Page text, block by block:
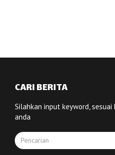
CARI BERITA
Silahkan input keyword,
anda